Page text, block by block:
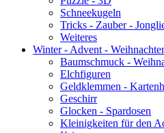
Schneekugeln
Tricks - Zauber -
Weiteres
Winter - Advent -
Baumschmuck -
Elchfiguren
Geldklemmen -
Geschirr
Glocken - Spardosen
Kleinigkeiten für den